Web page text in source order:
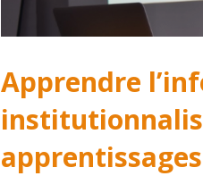
Apprendre
apprentissages